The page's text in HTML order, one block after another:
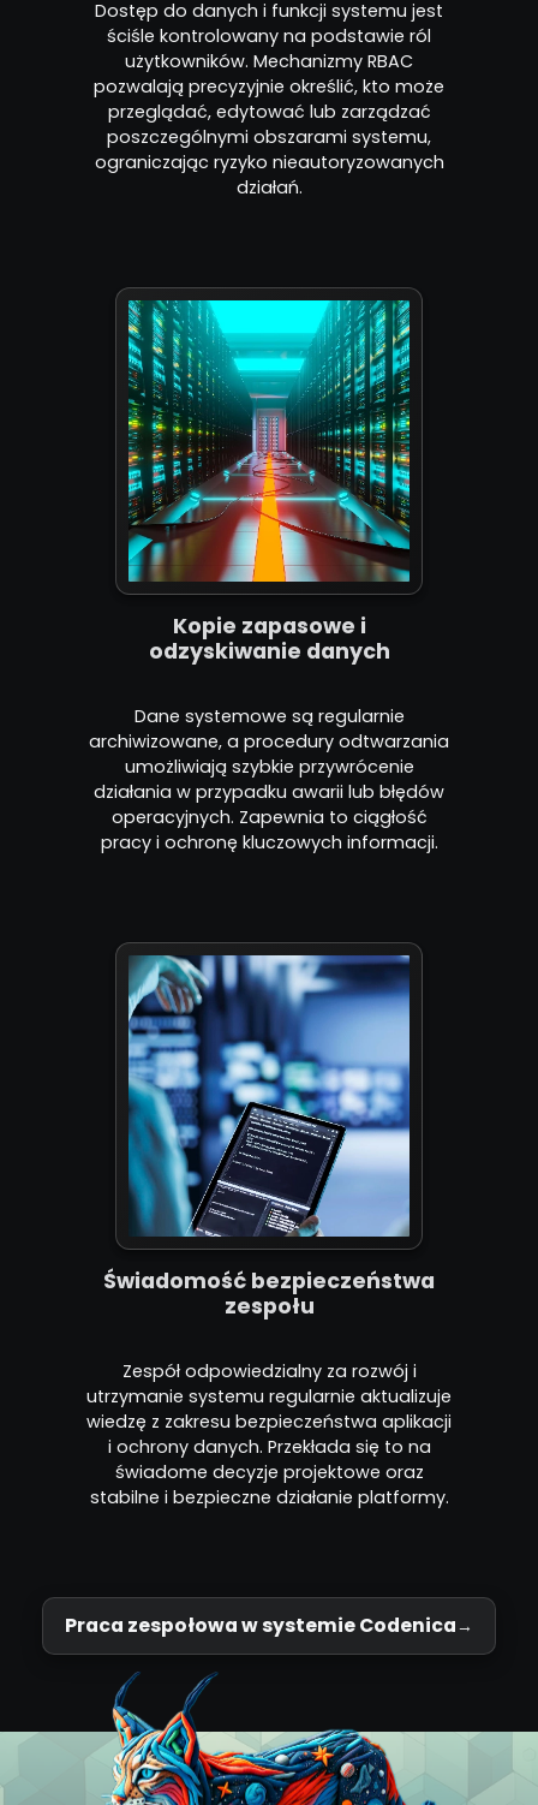
Dostęp do danych i funkcji systemu jest
ściśle kontrolowany na podstawie ról
użytkowników. Mechanizmy RBAC
pozwalają precyzyjnie określić, kto może
przeglądać, edytować lub zarządzać
poszczególnymi obszarami systemu,
ograniczając ryzyko nieautoryzowanych
działań.
Kopie zapasowe i
odzyskiwanie danych
Dane systemowe są regularnie
archiwizowane, a procedury odtwarzania
umożliwiają szybkie przywrócenie
działania w przypadku awarii lub błędów
operacyjnych. Zapewnia to ciągłość
pracy i ochronę kluczowych informacji.
Świadomość bezpieczeństwa
zespołu
Zespół odpowiedzialny za rozwój i
utrzymanie systemu regularnie aktualizuje
wiedzę z zakresu bezpieczeństwa aplikacji
i ochrony danych. Przekłada się to na
świadome decyzje projektowe oraz
stabilne i bezpieczne działanie platformy.
Praca zespołowa w systemie Codenica